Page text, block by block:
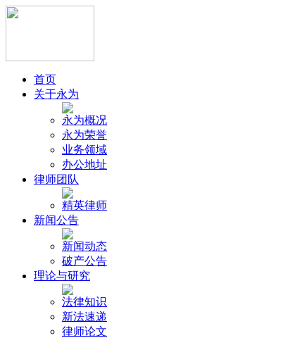
首页
关于永为
永为概况
永为荣誉
业务领域
办公地址
律师团队
精英律师
新闻公告
新闻动态
破产公告
理论与研究
法律知识
新法速递
律师论文